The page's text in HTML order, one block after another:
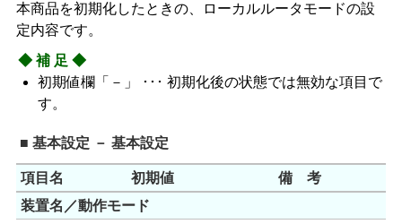
本商品を初期化したときの、ローカルルータモードの設
定内容です。
◆補足◆
初期値欄「－」 ･･･ 初期化後の状態では無効な項目で
す。
■ 基本設定 － 基本設定
項目名 初期値
備 考
装置名／動作モード